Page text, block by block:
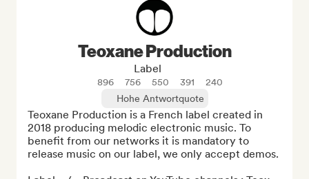
Teoxane Production
Label
896 756 550 391
240
Hohe Antwortquote
Teoxane Production is a French label created in
2018 producing melodic electronic music. To
benefit from our networks it is mandatory to
release music on our label, we only accept demos.